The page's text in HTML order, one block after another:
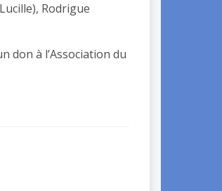
Rodrigue
don à l’Association du